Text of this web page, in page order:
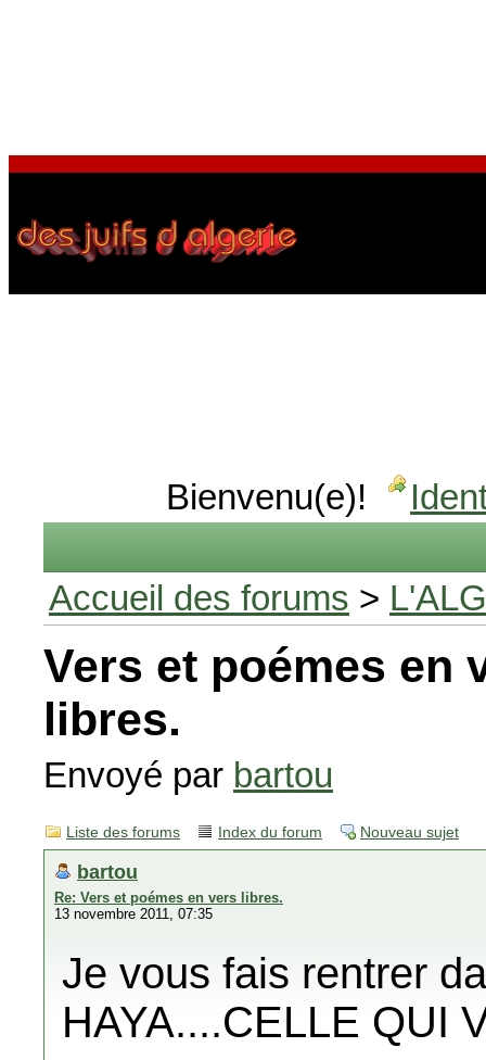
Bienvenu(e)!
Accueil des forums >
Vers et poémes en
libres.
Envoyé par bartou
Liste des forums Index du forum Nouveau sujet
bartou
Re: Vers et poémes en vers libres.
13 novembre 2011, 07:35
Je vous fais rentrer
HAYA....CELLE QUI